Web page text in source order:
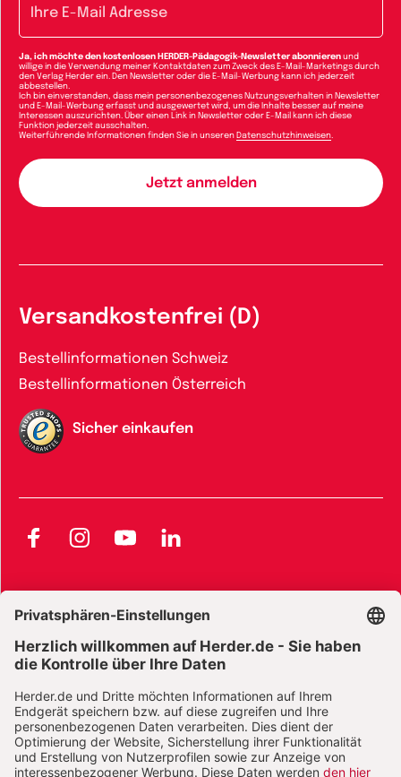
Ja, ich möchte den kostenlosen HERDER-Pädagogik-Newsletter abonnieren und
willige in die Verwendung meiner Kontaktdaten zum Zweck des E-Mail-Marketings durch
den Verlag Herder ein. Den Newsletter oder die E-Mail-Werbung kann ich jederzeit
abbestellen.
Ich bin einverstanden, dass mein personenbezogenes Nutzungsverhalten in Newsletter
und E-Mail-Werbung erfasst und ausgewertet wird, um die Inhalte besser auf meine
Interessen auszurichten. Über einen Link in Newsletter oder E-Mail kann ich diese
Funktion jederzeit ausschalten.
Weiterführende Informationen finden Sie in unseren Datenschutzhinweisen.
Versandkostenfrei (D)
Bestellinformationen Schweiz
Bestellinformationen Österreich
Sicher einkaufen
FacebookInstagramYouTubeLinkedIn
Widerrufsbelehrung E-Books
Widerrufsbelehrung Zeitschriften Datenschutz
Datenschutz Social Media Barrierefreiheit
Vertrag widerrufen